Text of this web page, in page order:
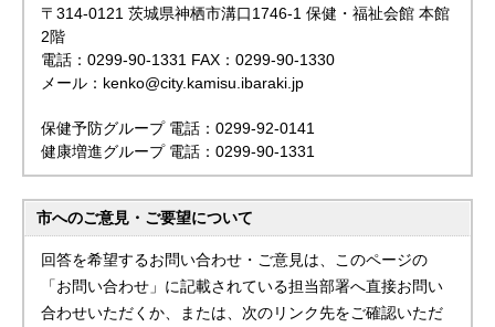
〒314-0121 茨城県神栖市溝口1746-1 保健・福祉会館 本館
2階
電話：0299-90-1331 FAX：0299-90-1330
メール：kenko@city.kamisu.ibaraki.jp
保健予防グループ 電話：0299-92-0141
健康増進グループ 電話：0299-90-1331
市へのご意見・ご要望について
回答を希望するお問い合わせ・ご意見は、このページの
「お問い合わせ」に記載されている担当部署へ直接お問い
合わせいただくか、または、次のリンク先をご確認いただ